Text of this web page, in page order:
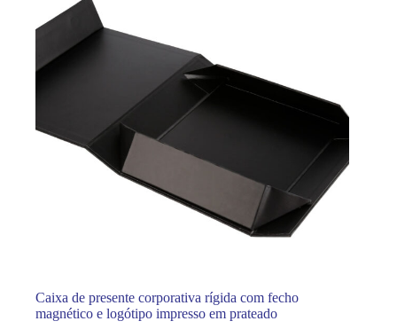
Caixa de presente corporativa rígida com fecho
magnético e logótipo impresso em prateado